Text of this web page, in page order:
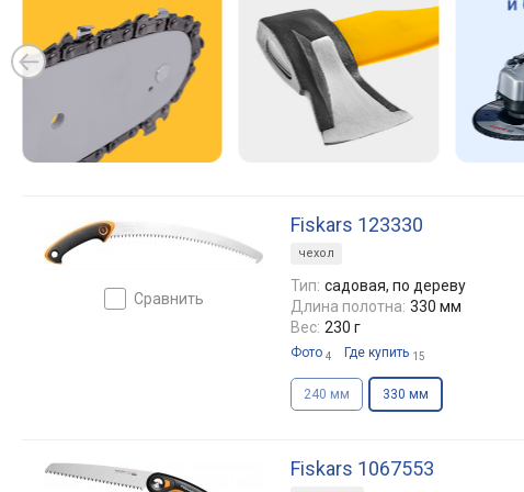
сравнить
Fiskars 123330
чехол
Тип: садовая, по дереву
Длина полотна: 330 мм
Вес: 230 г
Фото 4 Где купить 15
240 мм 330 мм
Fiskars 1067553